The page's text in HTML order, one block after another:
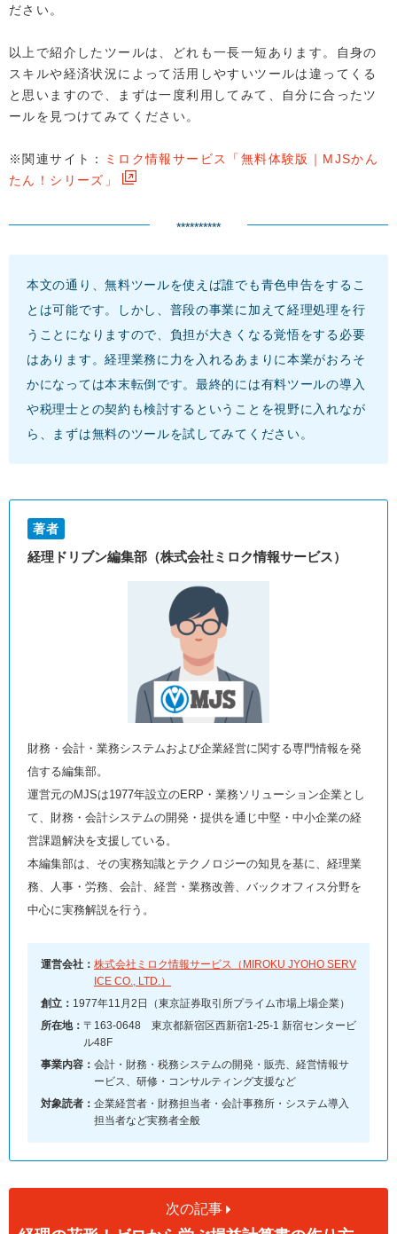
ださい。
以上で紹介したツールは、どれも一長一短あります。自身の
スキルや経済状況によって活用しやすいツールは違ってくる
と思いますので、まずは一度利用してみて、自分に合ったツ
ールを見つけてみてください。
※関連サイト：
ミロク情報サービス「無料体験版｜MJSかん
たん！シリーズ」
**********
本文の通り、無料ツールを使えば誰でも青色申告をするこ
とは可能です。しかし、普段の事業に加えて経理処理を行
うことになりますので、負担が大きくなる覚悟をする必要
はあります。経理業務に力を入れるあまりに本業がおろそ
かになっては本末転倒です。最終的には有料ツールの導入
や税理士との契約も検討するということを視野に入れなが
ら、まずは無料のツールを試してみてください。
著者
経理ドリブン編集部（株式会社ミロク情報サービス）
財務・会計・業務システムおよび企業経営に関する専門情報を発
信する編集部。
運営元のMJSは1977年設立のERP・業務ソリューション企業とし
て、財務・会計システムの開発・提供を通じ中堅・中小企業の経
営課題解決を支援している。
本編集部は、その実務知識とテクノロジーの知見を基に、経理業
務、人事・労務、会計、経営・業務改善、バックオフィス分野を
中心に実務解説を行う。
運営会社： 株式会社ミロク情報サービス（MIROKU JYOHO SERV
ICE CO., LTD.）
創立： 1977年11月2日（東京証券取引所プライム市場上場企業）
所在地： 〒163-0648 東京都新宿区西新宿1-25-1 新宿センタービ
ル48F
事業内容： 会計・財務・税務システムの開発・販売、経営情報サ
ービス、研修・コンサルティング支援など
対象読者： 企業経営者・財務担当者・会計事務所・システム導入
担当者など実務者全般
次の記事